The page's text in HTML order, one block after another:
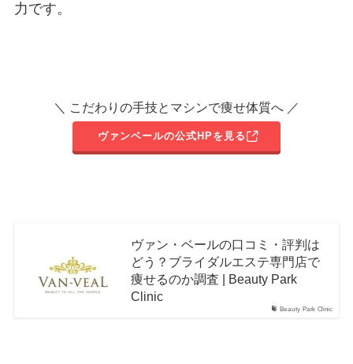
力です。
＼ こだわりの手技とマシンで痩せ体質へ ／
ヴァンベールの公式HPを見る
Beauty Park Clinic
ヴァン・ベールの口コミ・評判は
どう？ブライダルエステ専門店で
痩せるのか調査 | Beauty Park
Clinic